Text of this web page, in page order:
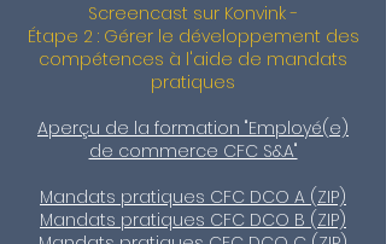
Screencast sur Konvink -
Étape 2 : Gérer le développement des
compétences à l'aide de mandats
pratiques
Aperçu de la formation "Employé(e)
de commerce CFC S&A"
Mandats pratiques CFC DCO A (ZIP)
Mandats pratiques CFC DCO B (ZIP)